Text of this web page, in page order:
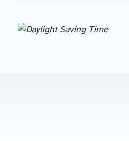
Daylight Saving Time